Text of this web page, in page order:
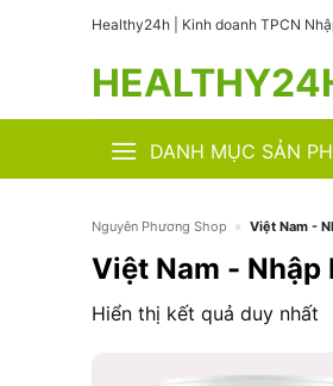
Healthy24h | Kinh doanh TPCN
DANH MỤC SẢN
Nguyên Phương Shop » Việt Nam -
Việt Nam - Nhập
Hiển thị kết quả duy nhất